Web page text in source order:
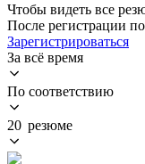
Чтобы видеть все
После регистрации
Зарегистрироваться
За всё время
По соответствию
20 резюме